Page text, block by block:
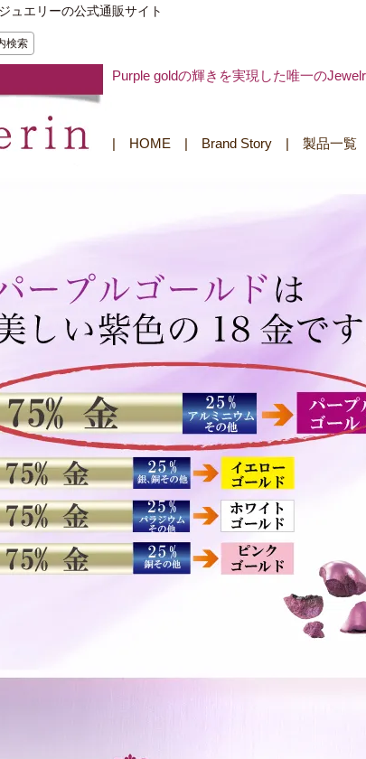
ュエリーの公式通販サイト
検索
Purple goldの輝きを実現した唯一の
| HOME | Brand Story | 製品一覧